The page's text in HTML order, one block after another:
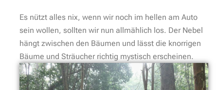
Es nützt alles nix, wenn wir noch im hellen am Auto
sein wollen, sollten wir nun allmählich los. Der Nebel
hängt zwischen den Bäumen und lässt die knorrigen
Bäume und Sträucher richtig mystisch erscheinen.